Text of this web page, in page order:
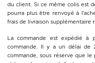
du client. Si ce même colis est
pourra plus être renvoyé à
frais de livraison supplémentaire
La commande est expédié à
commande. Il y a un délai de
commande, sous réserve que